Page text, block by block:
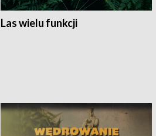
Las wielu funkcji